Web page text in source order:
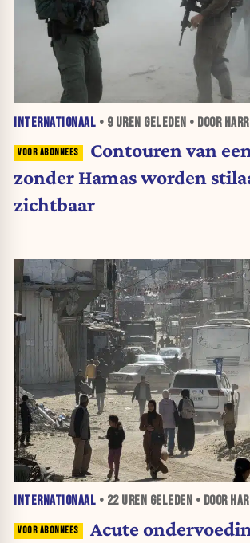
INTERNATIONAAL • 9 UREN GELEDEN • DOOR
Contouren van
zonder Hamas worden
zichtbaar
INTERNATIONAAL • 22 UREN GELEDEN • DOOR
Acute